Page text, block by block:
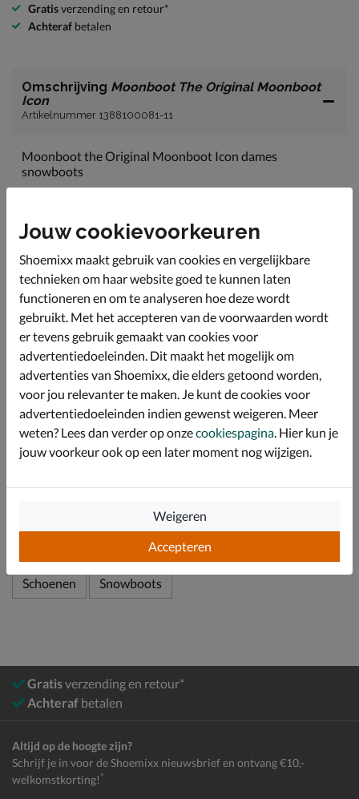
Gratisverzending en retour*
Achteraf betalen
Omschrijving Moonboot The Original Moonboot
Icon
Artikelnummer 1388100081-11
Moonboot the Original Moonboot Icon dames
snowboots
astronautenuitrusting.
Uitgevoerd in een combinatie van stevig nylon en
imitatieleern.
Gevoerd met textiel wat soepel en zacht aanvoelt. De
boot is ook gewatteerd wat warmte isoleert en kou
buiten houdt.
Met de veters kun je de pasvorm iets aanpassen.
De rubberen loopzool is gripvast zodat je ook op
gladde ondergronden stabiel staat.
Beschikbaar in de maten 35/38, 39/41, 42/44 en 45/47.
Bekijk meer
Schoenen Snowboots
Gratisverzending en retour*
Achteraf betalen
Altijd op de hoogte zijn?
Schrijf je in voor de Shoemixx nieuwsbrief en ontvang €10,-
welkomstkorting! *
Jouw cookievoorkeuren
Shoemixx maakt gebruik van cookies en vergelijkbare
technieken om haar website goed te kunnen laten
functioneren en om te analyseren hoe deze wordt
gebruikt. Met het accepteren van de voorwaarden wordt
er tevens gebruik gemaakt van cookies voor
advertentiedoeleinden. Dit maakt het mogelijk om
advertenties van Shoemixx, die elders getoond worden,
voor jou relevanter te maken. Je kunt de cookies voor
advertentiedoeleinden indien gewenst weigeren. Meer
weten? Lees dan verder op onzecookiespagina. Hier kun je
jouw voorkeur ook op een later moment nog wijzigen.
Accepteren
Weigeren